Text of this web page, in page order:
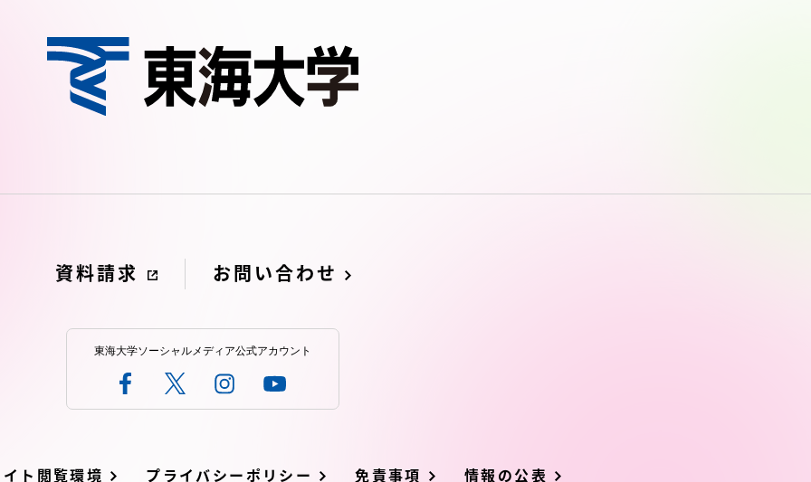
資料請求 お問い合わせ
東海大学ソーシャルメディア公式アカウント
イト閲覧環境 プライバシーポリシー 免責事項 情報の公表